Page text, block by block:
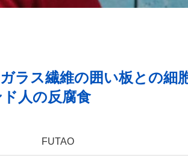
ラス繊維の囲い板との細
人の反腐食
FUTAO